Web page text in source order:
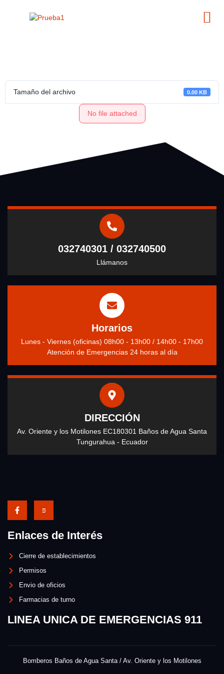
Tamaño del archivo 0.00 KB
No file attached
032740301 / 032740500
Llámanos
Horarios
Lunes - Viernes (oficinas) 08h00 - 13h00 / 14h00 - 17h00
Atención de Emergencias 24 horas al día
DIRECCIÓN
Av. Oriente y los Motilones EC180301 Baños de Agua Santa
Tungurahua - Ecuador
Enlaces de Interés
Cierre de establecimientos
Permisos
Envio de oficios
Farmacias de turno
LINEA UNICA DE EMERGENCIAS 911
Bomberos Baños de Agua Santa / Av. Oriente y los Motilones